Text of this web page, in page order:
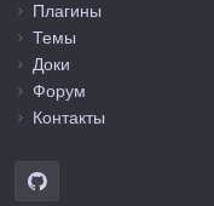
Плагины
Темы
Доки
Форум
Контакты